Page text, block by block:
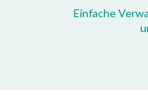
Einfache